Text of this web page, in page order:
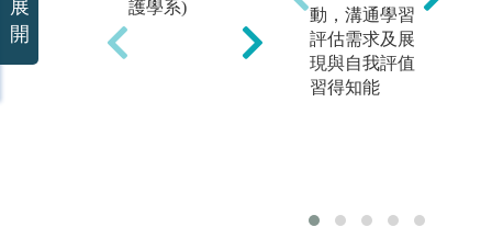
護學系)
系)動，溝通學習
評估需求及展
現與自我評值
習得知能
展
開